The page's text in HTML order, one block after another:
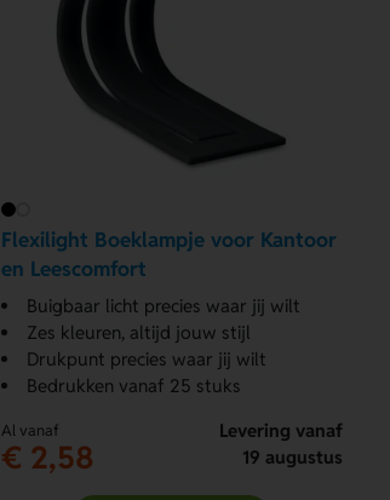
Flexilight Boeklampje voor Kantoor
en Leescomfort
Buigbaar licht precies waar jij wilt
Zes kleuren, altijd jouw stijl
Drukpunt precies waar jij wilt
Bedrukken vanaf 25 stuks
Al vanaf
€ 2,58
Levering vanaf
19 augustus